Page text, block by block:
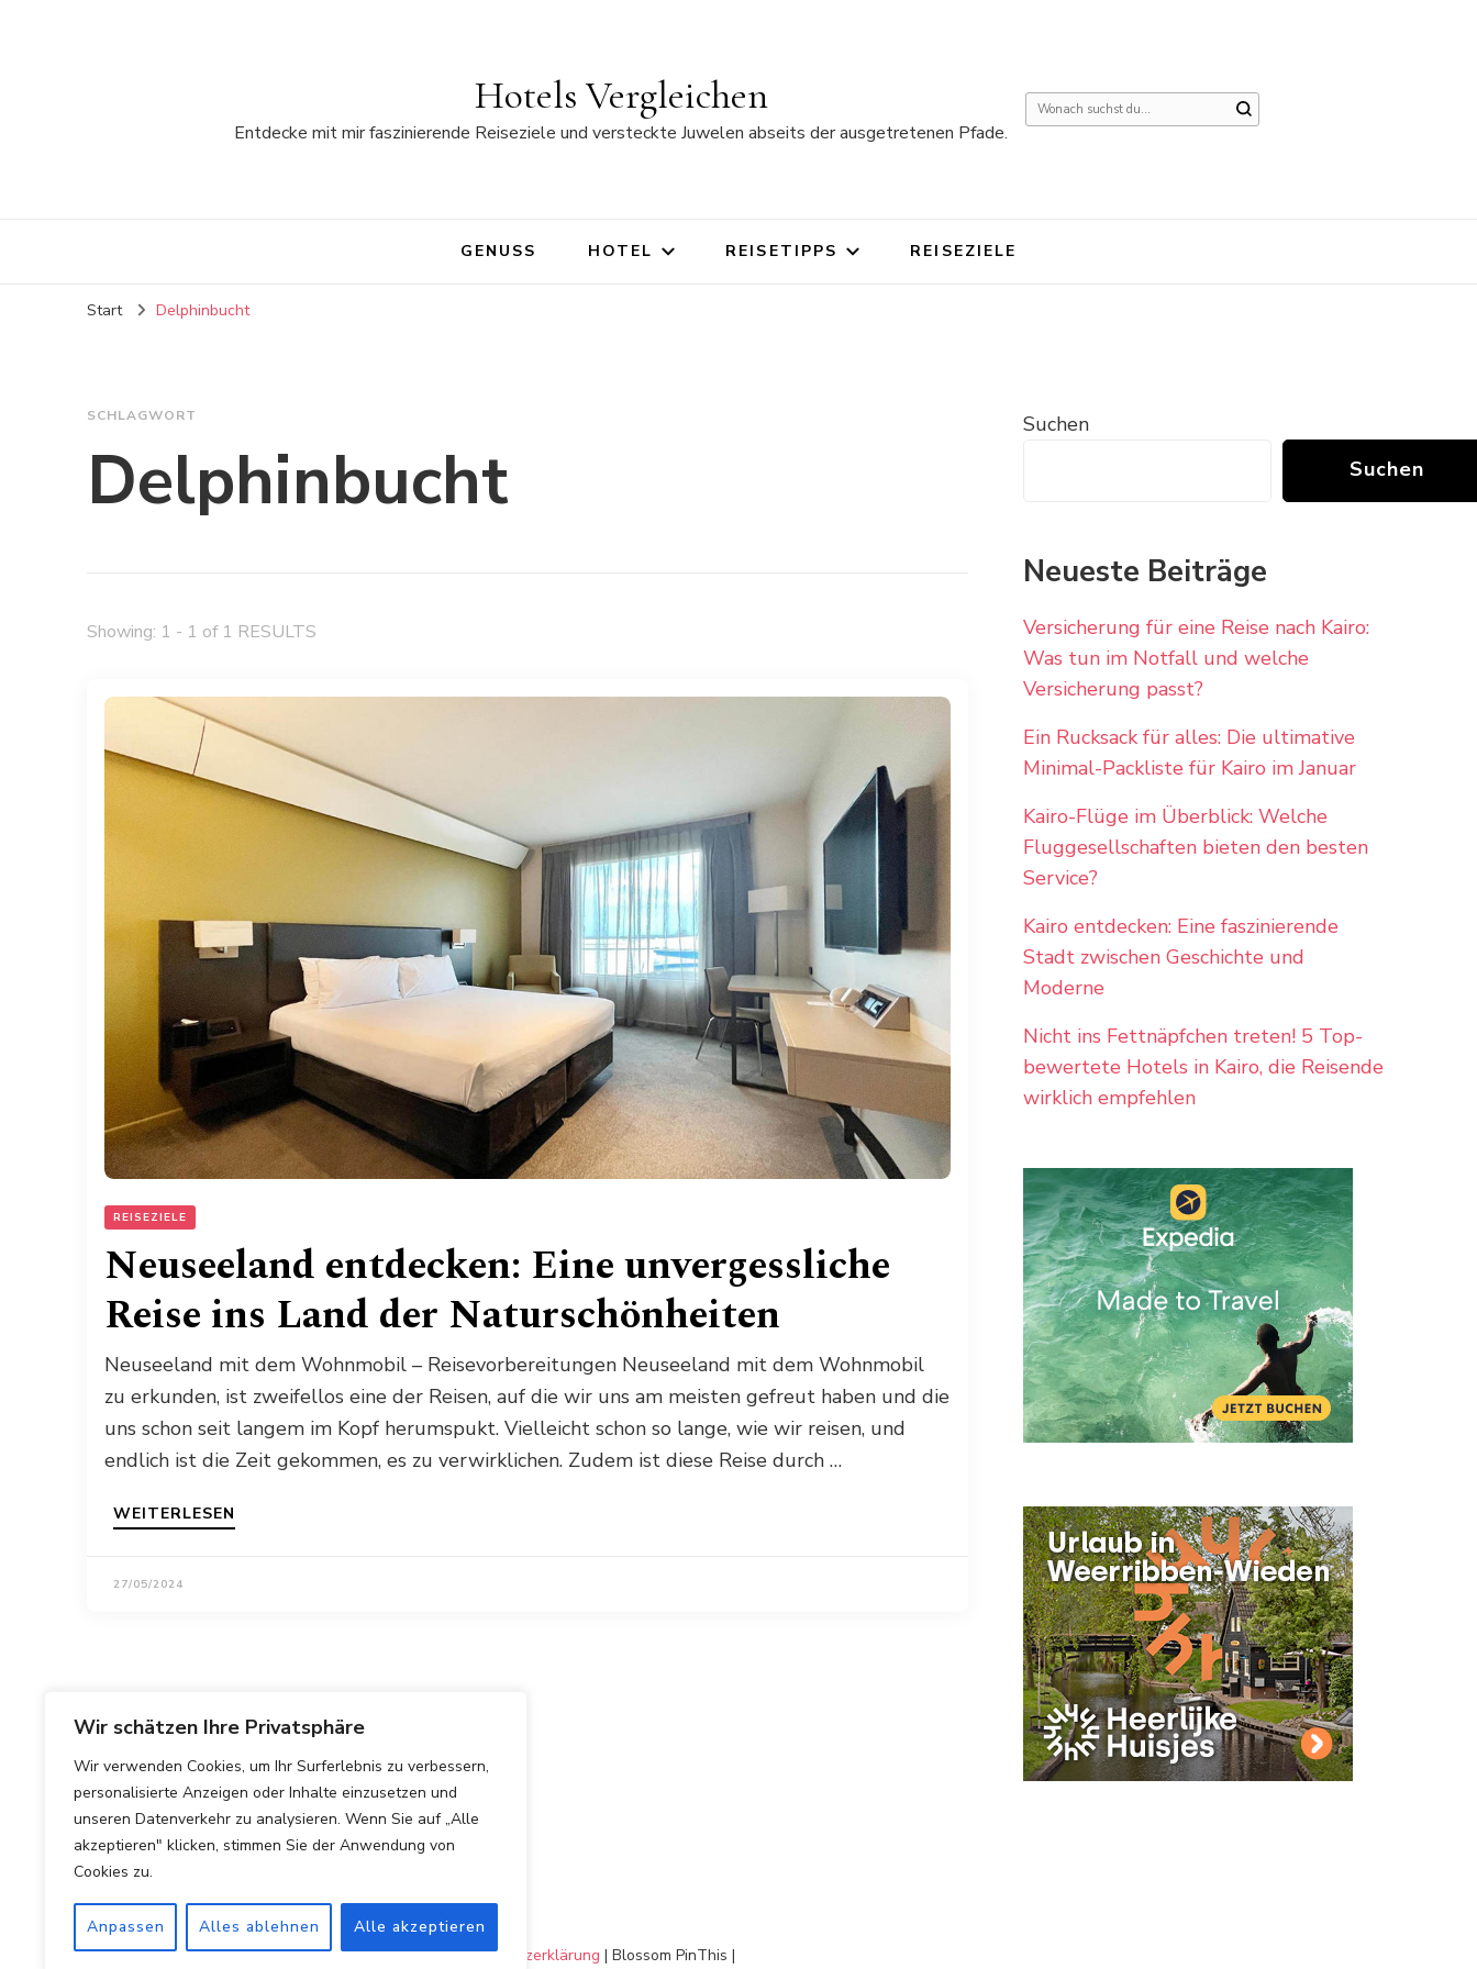
Wir schätzen Ihre Privatsphäre
Wir verwenden Cookies, um Ihr Surferlebnis zu verbessern,
personalisierte Anzeigen oder Inhalte einzusetzen und
unseren Datenverkehr zu analysieren. Wenn Sie auf „Alle
akzeptieren" klicken, stimmen Sie der Anwendung von
Cookies zu.
Anpassen Alles ablehnen Alle akzeptieren
Hotels Vergleichen
Entdecke mit mir faszinierende Reiseziele und versteckte Juwelen abseits der ausgetretenen Pfade.
Suchst
GENUSS HOTEL REISETIPPS REISEZIELE
Start Delphinbucht
SCHLAGWORT
Delphinbucht
Showing: 1 - 1 of 1 RESULTS
REISEZIELE
Neuseeland entdecken: Eine unvergessliche
Reise ins Land der Naturschönheiten
Neuseeland mit dem Wohnmobil – Reisevorbereitungen Neuseeland mit dem Wohnmobil
zu erkunden, ist zweifellos eine der Reisen, auf die wir uns am meisten gefreut haben und die
uns schon seit langem im Kopf herumspukt. Vielleicht schon so lange, wie wir reisen, und
endlich ist die Zeit gekommen, es zu verwirklichen. Zudem ist diese Reise durch …
WEITERLESEN
27/05/2024
Suchen
Suchen
Neueste Beiträge
Versicherung für eine Reise nach Kairo:
Was tun im Notfall und welche
Versicherung passt?
Ein Rucksack für alles: Die ultimative
Minimal-Packliste für Kairo im Januar
Kairo-Flüge im Überblick: Welche
Fluggesellschaften bieten den besten
Service?
Kairo entdecken: Eine faszinierende
Stadt zwischen Geschichte und
Moderne
Nicht ins Fettnäpfchen treten! 5 Top-
bewertete Hotels in Kairo, die Reisende
wirklich empfehlen
Copyright © 2025 Hotels Vergleichen.Impressum|Datenschutzerklärung | Blossom PinThis |